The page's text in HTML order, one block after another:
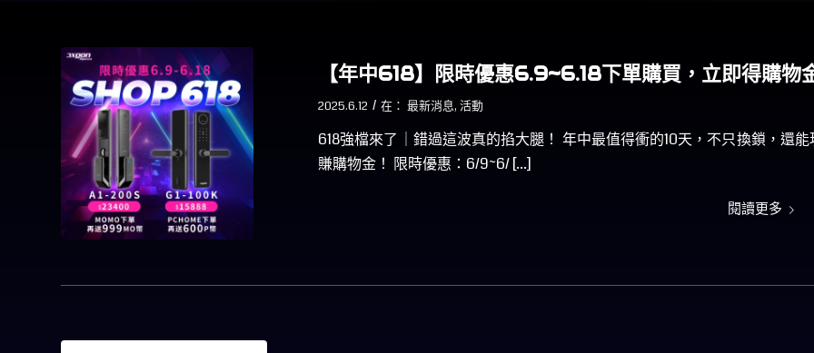
【年中618】限時優惠6.9~6.18下單購買，立即得購物
2025.6.12 / 在：最新消息,活動
618強檔來了｜錯過這波真的掐大腿！ 年中最值得衝的10天，不只換鎖，還能
賺購物金！ 限時優惠：6/9~6/ […]
閱讀更多